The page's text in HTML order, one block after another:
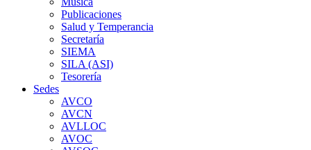
Publicaciones
Salud y Temperancia
Secretaría
SIEMA
SILA (ASI)
Tesorería
Sedes
AVCO
AVCN
AVLLOC
AVOC